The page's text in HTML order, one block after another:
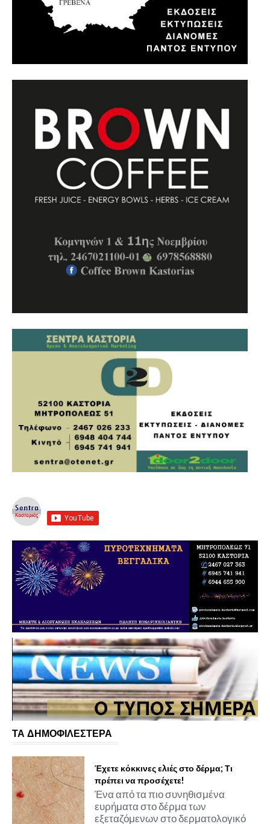
ΤΑ ΔΗΜΟΦΙΛΕΣΤΕΡΑ
Έχετε κόκκινες ελιές στο δέρμα; Τι
πρέπει να προσέχετε!
Ένα από τα πιο συνηθισμένα
ευρήματα στο δέρμα των
εξεταζόμενων στο δερματολογικό